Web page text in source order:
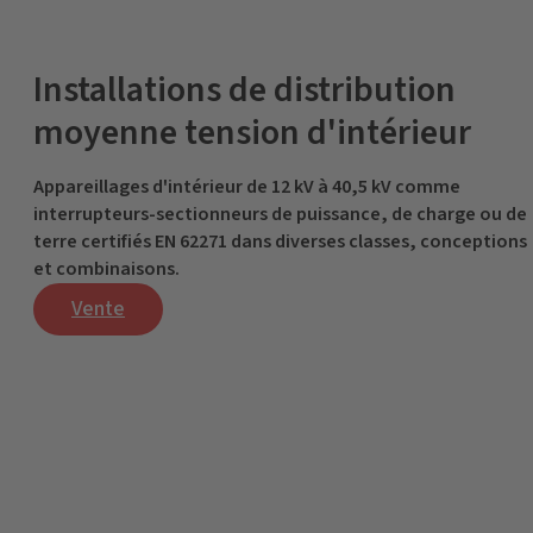
Installations de distribution
moyenne tension d'intérieur
Appareillages d'intérieur de 12 kV à 40,5 kV comme
interrupteurs-sectionneurs de puissance, de charge ou de
terre certifiés EN 62271 dans diverses classes, conceptions
et combinaisons.
Vente